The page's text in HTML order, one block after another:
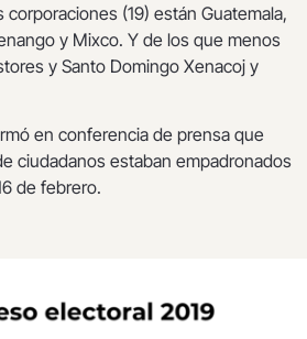
(19) están Guatemala,
y Mixco. Y de los que menos
y Santo Domingo Xenacoj y
en conferencia de prensa que
ciudadanos estaban empadronados
de febrero.